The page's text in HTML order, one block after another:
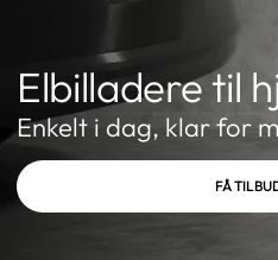
Elbilladere til
Enkelt i dag, klar for
FÅ